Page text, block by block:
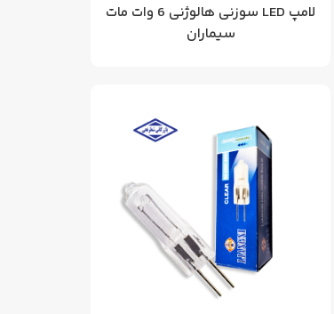
لامپ LED سوزنی هالوژنی 6 وات مات
سیماران